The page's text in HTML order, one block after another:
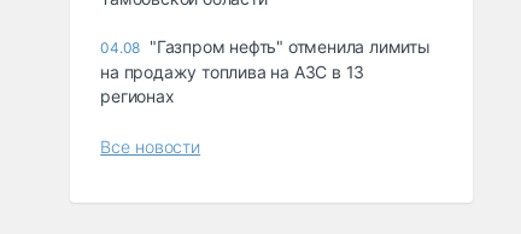
04.08 "Газпром нефть" отменила лимиты
на продажу топлива на АЗС в 13
регионах
Все новости